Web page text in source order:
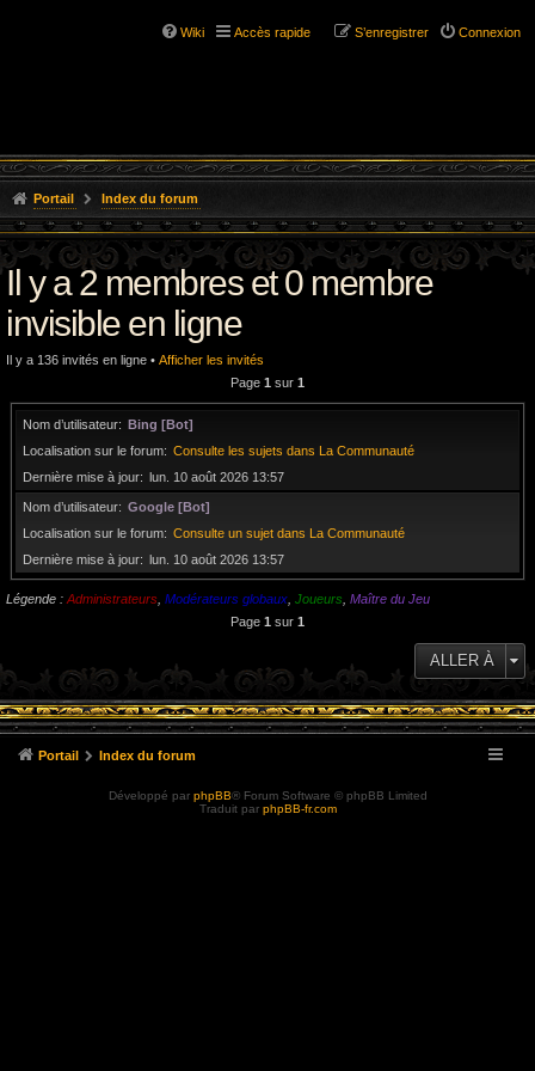
Wiki Accès rapide Connexion
S’enregistrer
Portail Index du forum
Il y a 2 membres et 0 membre
invisible en ligne
Il y a 136 invités en ligne • Afficher les invités
Page 1 sur 1
Nom d’utilisateur
Bing [Bot]
Localisation sur le forum
Consulte les sujets dans La Communauté
Dernière mise à jour
lun. 10 août 2026 13:57
Nom d’utilisateur
Google [Bot]
Localisation sur le forum
Consulte un sujet dans La Communauté
Dernière mise à jour
lun. 10 août 2026 13:57
Légende : Administrateurs Modérateurs globaux Joueurs Maître du Jeu
Page 1 sur 1
ALLER À
Portail Index du forum
Développé par phpBB® Forum Software © phpBB Limited
Traduit par phpBB-fr.com